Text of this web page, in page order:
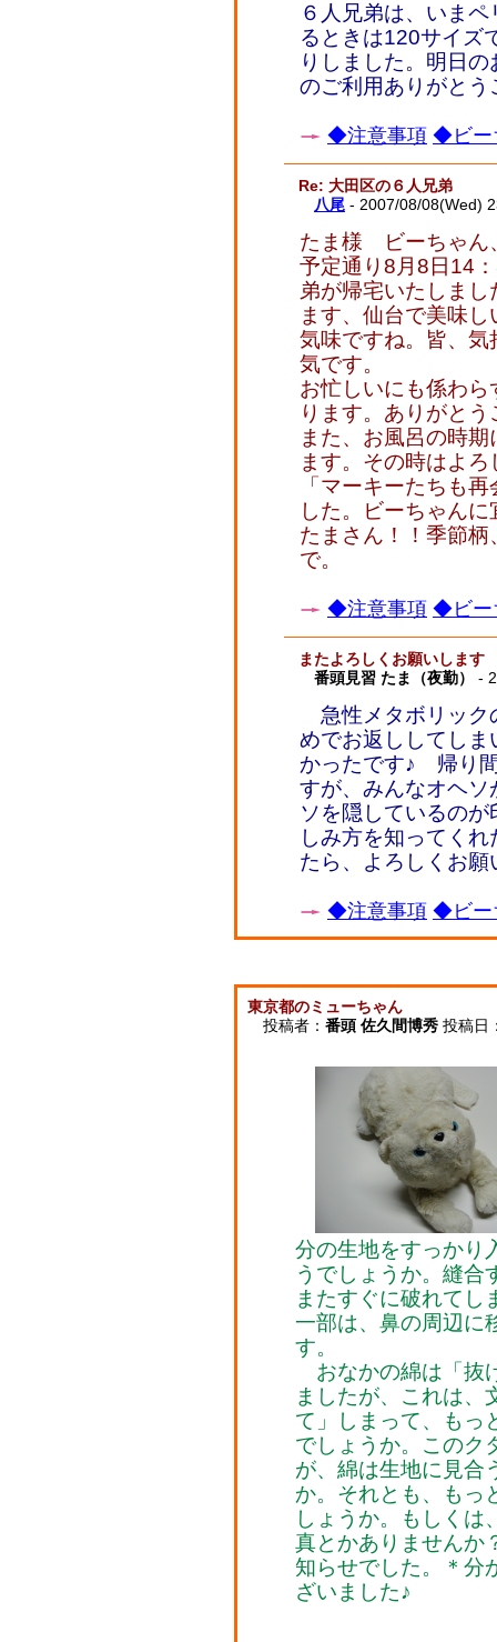
６人兄弟は、いま
るときは120サイズ
りしました。明日
のご利用ありがとう
◆注意事項 ◆ビー
Re: 大田区の６人兄弟
八尾 - 2007/08/08(Wed)
たま様 ビーちゃん
予定通り8月8日14
弟が帰宅いたしま
ます、仙台で美味
気味ですね。皆、
気です。
お忙しいにも係わ
ります。ありがと
また、お風呂の時
ます。その時はよ
「マーキーたちも
した。ビーちゃん
たまさん！！季節
で。
◆注意事項 ◆ビー
またよろしくお願いします
番頭見習 たま（夜勤）
-
急性メタボリック
めでお返ししてし
かったです♪ 帰り
すが、みんなオヘ
ソを隠しているの
しみ方を知ってく
たら、よろしくお願
◆注意事項 ◆ビー
東京都のミューちゃん
投稿者： 番頭 佐久間博秀 投稿日
分の生地をすっかり
うでしょうか。縫合
またすぐに破れてし
一部は、鼻の周辺に
す。
おなかの綿は「抜
ましたが、これは、
て」しまって、もっ
でしょうか。このク
が、綿は生地に見合
か。それとも、もっ
しょうか。もしくは
真とかありません
知らせでした。＊分
ざいました♪